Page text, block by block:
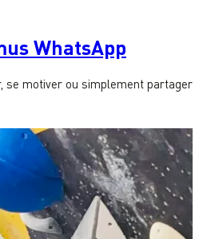
WhatsApp
se motiver ou simplement partager